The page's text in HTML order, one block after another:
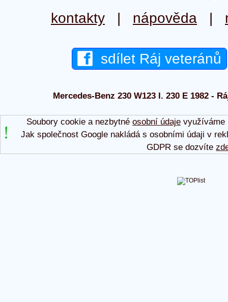
kontakty | nápověda |
sdílet Ráj veteránů
Mercedes-Benz 230 W123 I. 230 E 1982 -
Soubory cookie a nezbytné osobní údajevyužíváme
Jak společnost Google nakládá s osobními údaji v
GDPR se dozvíte